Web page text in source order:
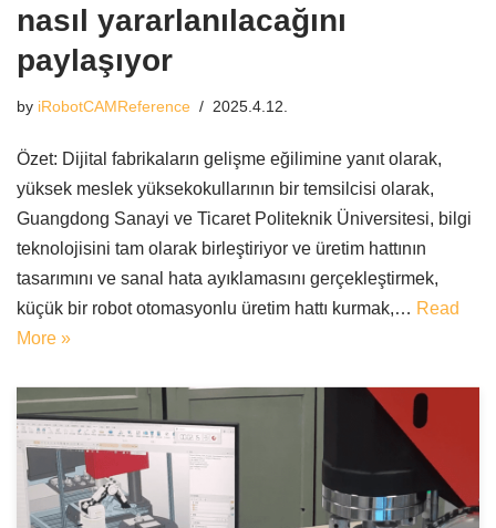
nasıl yararlanılacağını
paylaşıyor
by iRobotCAMReference 2025.4.12.
Özet: Dijital fabrikaların gelişme eğilimine yanıt olarak,
yüksek meslek yüksekokullarının bir temsilcisi olarak,
Guangdong Sanayi ve Ticaret Politeknik Üniversitesi, bilgi
teknolojisini tam olarak birleştiriyor ve üretim hattının
tasarımını ve sanal hata ayıklamasını gerçekleştirmek,
küçük bir robot otomasyonlu üretim hattı kurmak,… Read
More »